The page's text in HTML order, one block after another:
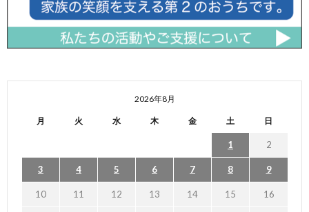
2026年8月
月 火 水 木 金 土 日
1 2
3 4 5 6 7 8 9
10 11 12 13 14 15 16